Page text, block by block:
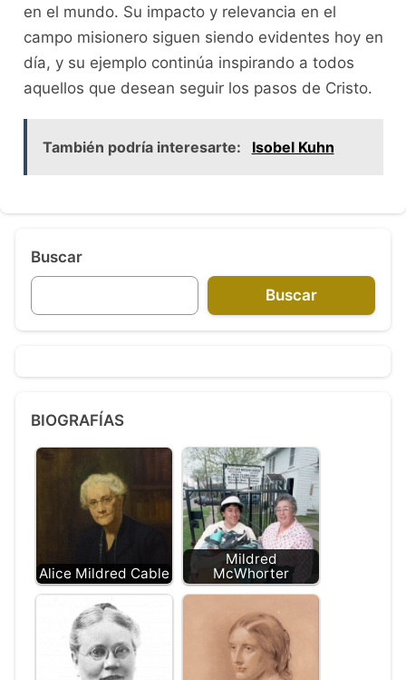
en el mundo. Su impacto y relevancia en el
campo misionero siguen siendo evidentes hoy en
día, y su ejemplo continúa inspirando a todos
aquellos que desean seguir los pasos de Cristo.
También podría interesarte: Isobel Kuhn
Buscar
Buscar
BIOGRAFÍAS
Alice Mildred Cable
Mildred
McWhorter